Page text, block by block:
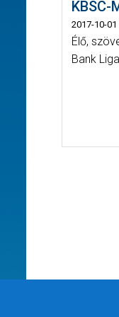
KBSC-
2017-10-01
Élő,
Bank